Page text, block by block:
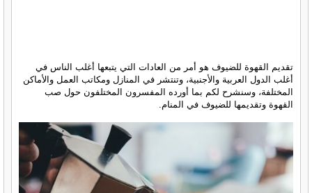
تقديم القهوة للضيوف هو أمر من العادات التي يتبعها أغلب الناس في
أغلب الدول العربية والأجنبية، وتنتشر في المنازل ومكاتب العمل والأماكن
المختلفة، وسنشرح لكم بما أورده المفسرون المختلفون حول صب
القهوة وتقديمها للضيوف في المنام.